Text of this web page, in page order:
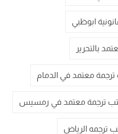
ابوظبي
بالتحرير
معتمد في الدمام
ترجمة معتمد في رمسيس
ترجمه الرياض